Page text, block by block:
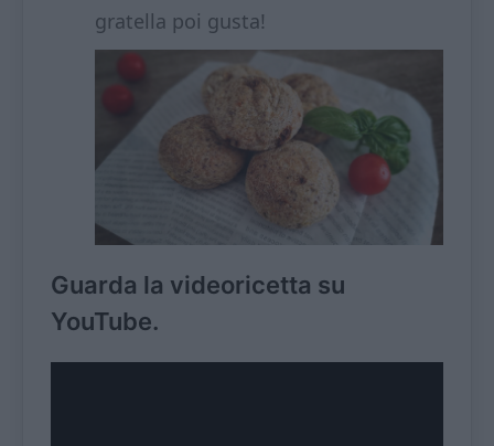
gratella poi gusta!
Guarda la videoricetta su
YouTube.